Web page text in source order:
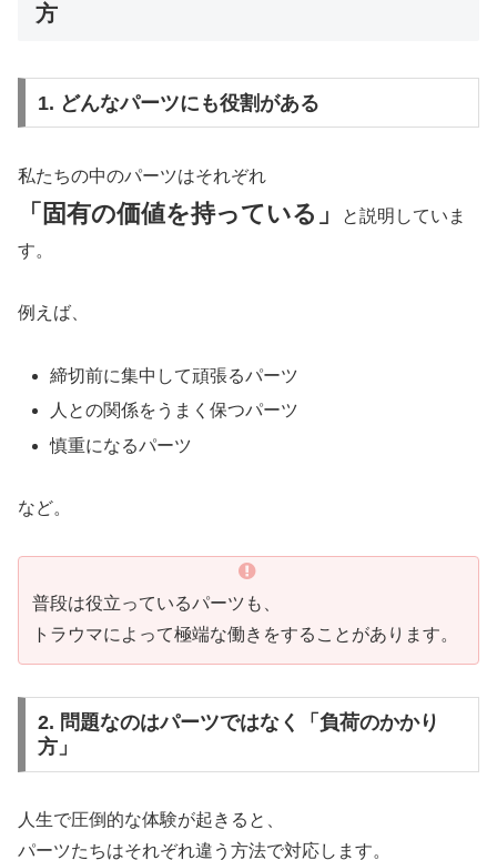
方
1. どんなパーツにも役割がある
私たちの中のパーツはそれぞれ
「固有の価値を持っている」
と説明していま
す。
例えば、
締切前に集中して頑張るパーツ
人との関係をうまく保つパーツ
慎重になるパーツ
など。
普段は役立っているパーツも、
トラウマによって極端な働きをすることがあります。
2. 問題なのはパーツではなく「負荷のかかり
方」
人生で圧倒的な体験が起きると、
パーツたちはそれぞれ違う方法で対応します。